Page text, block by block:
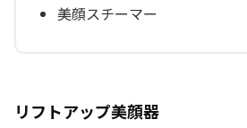
美顔スチーマー
リフトアップ美顔器